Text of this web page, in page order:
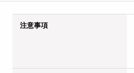
注意事項